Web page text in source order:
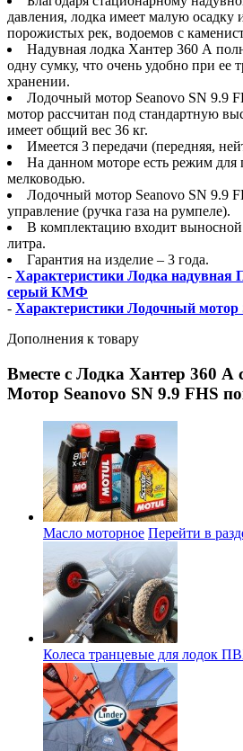
давления, лодка имеет малую осадку
порожистых рек, водоемов с
Надувная лодка Хантер 360 А
одну сумку, что очень удобно при ее
хранении.
Лодочный мотор Seanovo SN 9.9
мотор рассчитан под стандартную
имеет общий вес 36 кг.
Имеется 3 передачи (передняя,
На данном моторе есть режим для
мелководью.
Лодочный мотор Seanovo SN 9.9
управление (ручка газа на румпеле).
В комплектацию входит
литра.
Гарантия на изделие – 3 года.
- Характеристики Лодка надувная
серый КМФ
- Характеристики Лодочный мотор
Дополнения к товару
Вместе с Лодка Хантер 360
Мотор Seanovo SN 9.9 FHS
Масло моторное Перейти в
Колеса транцевые для лодок